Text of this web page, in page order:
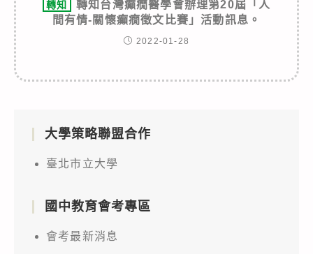
轉知
轉知台灣癲癇醫學會辦理第20屆「人
間有情-關懷癲癇徵文比賽」活動訊息。
2022-01-28
大學策略聯盟合作
臺北市立大學
國中教育會考專區
會考最新消息